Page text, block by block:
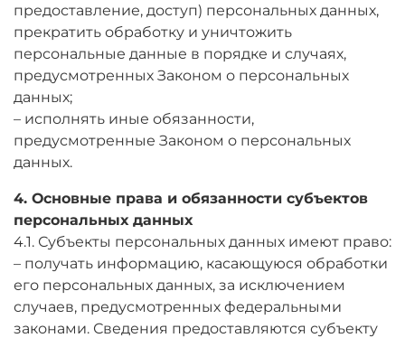
предоставление, доступ) персональных данных,
прекратить обработку и уничтожить
персональные данные в порядке и случаях,
предусмотренных Законом о персональных
данных;
– исполнять иные обязанности,
предусмотренные Законом о персональных
данных.
4. Основные права и обязанности субъектов
персональных данных
4.1. Субъекты персональных данных имеют право:
– получать информацию, касающуюся обработки
его персональных данных, за исключением
случаев, предусмотренных федеральными
законами. Сведения предоставляются субъекту